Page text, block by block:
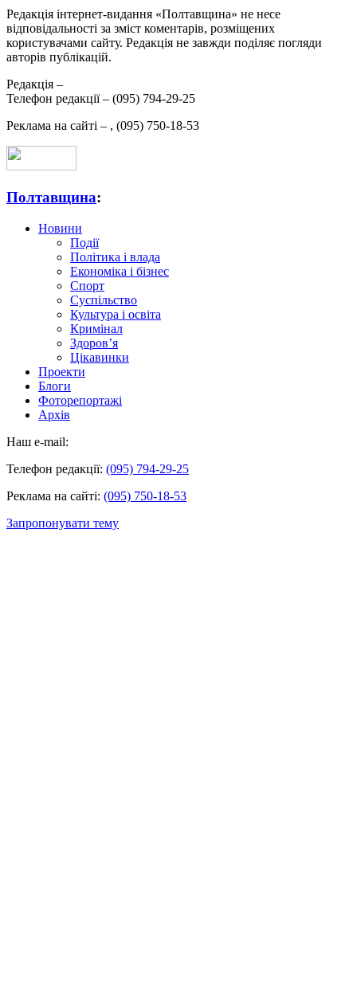
Редакція інтернет-видання «Полтавщина» не несе
відповідальності за зміст коментарів, розміщених
користувачами сайту. Редакція не завжди поділяє погляди
авторів публікацій.
Редакція –
Телефон редакції – (095) 794-29-25
Реклама на сайті – , (095) 750-18-53
Полтавщина:
Новини
Події
Політика і влада
Економіка і бізнес
Спорт
Суспільство
Культура і освіта
Кримінал
Здоров’я
Цікавинки
Проекти
Блоги
Фоторепортажі
Архів
Наш e-mail:
Телефон редакції: (095) 794-29-25
Реклама на сайті: (095) 750-18-53
Запропонувати тему